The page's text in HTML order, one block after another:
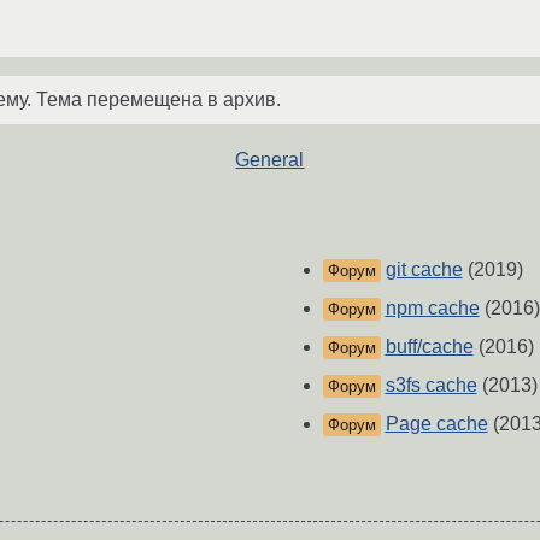
Тема перемещена в архив.
General
Форум git cache(2019)
Форум npm cache(2016)
Форум buff/cache(2016)
Форум s3fs cache(2013)
Форум Page cache